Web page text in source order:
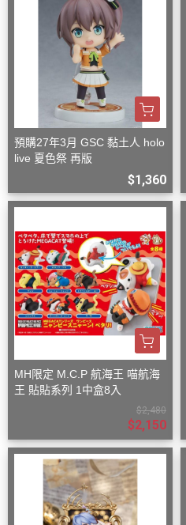
預購27年3月 GSC 黏土人 holo
live 夏色祭 再版
$1,360
MH限定 M.C.P 航海王 喵航海
王 貼貼系列 1中盒8入
$2,480
$2,150